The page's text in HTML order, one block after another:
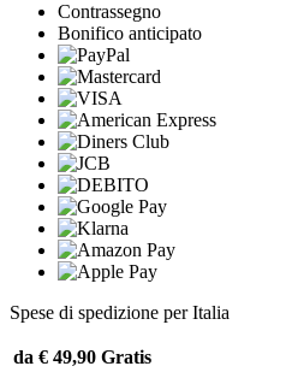
Contrassegno
Bonifico anticipato
Spese di spedizione per Italia
da € 49,90 Gratis